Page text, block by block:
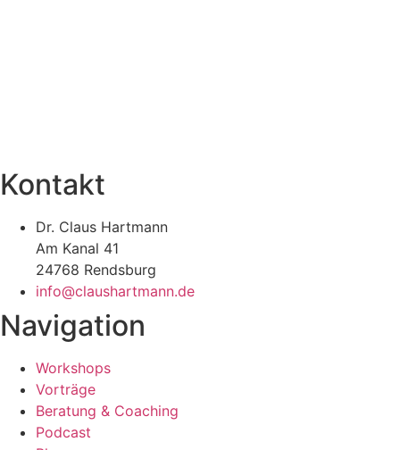
Kontakt
Dr. Claus Hartmann
Am Kanal 41
24768 Rendsburg
info@claushartmann.de
Navigation
Workshops
Vorträge
Beratung & Coaching
Podcast